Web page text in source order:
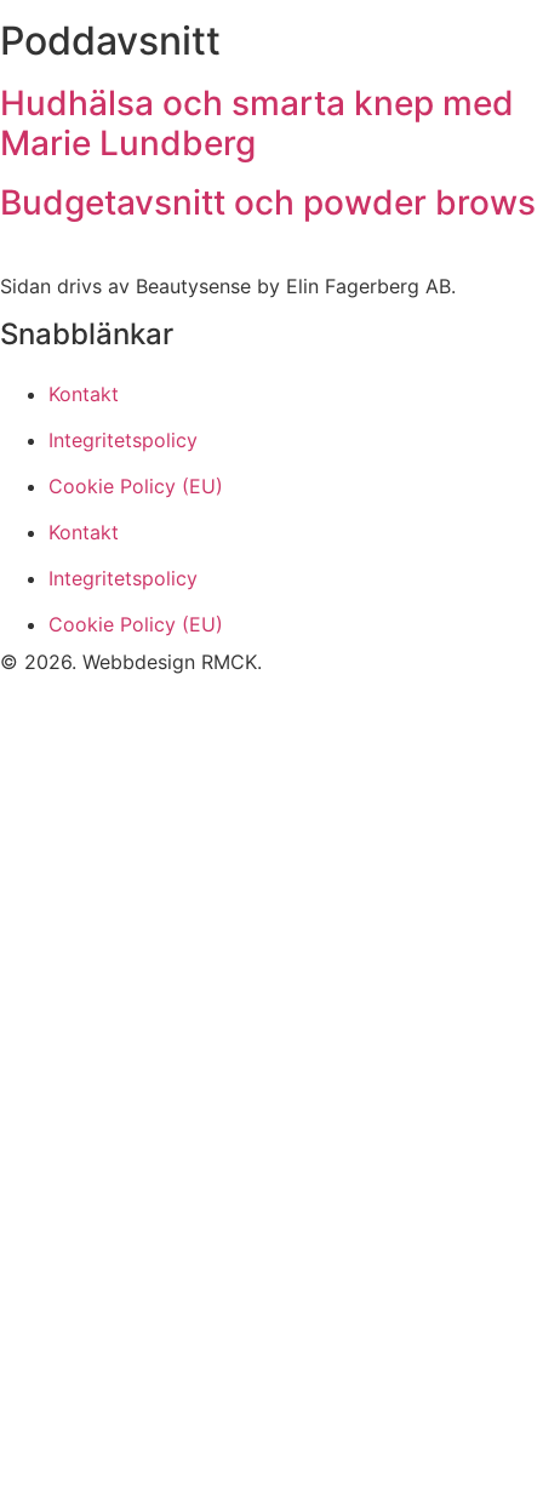
Poddavsnitt
Hudhälsa och smarta knep med
Marie Lundberg
Budgetavsnitt och powder brows
Sidan drivs av Beautysense by Elin Fagerberg AB.
Snabblänkar
Kontakt
Integritetspolicy
Cookie Policy (EU)
Kontakt
Integritetspolicy
Cookie Policy (EU)
© 2026. Webbdesign RMCK.